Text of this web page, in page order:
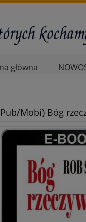
główna
Mobi) Bóg